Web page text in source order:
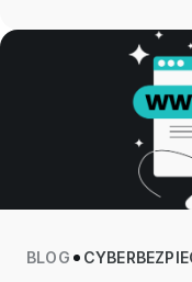
BLOG